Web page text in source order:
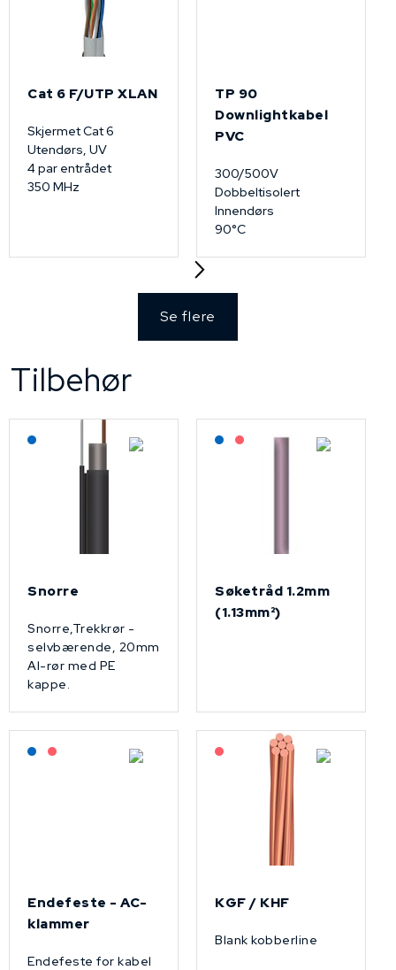
Cat 6 F/UTP XLAN
Skjermet Cat 6
Utendørs, UV
4 par entrådet
350 MHz
TP 90
Downlightkabel
PVC
300/500V
Dobbeltisolert
Innendørs
90°C
Se flere
Tilbehør
Lagerført: NEK Kabel
Snorre
Snorre,Trekkrør -
selvbærende, 20mm
Al-rør med PE
kappe.
Lagerført: NEK Kabel
På forespørsel
Søketråd 1.2mm
(1.13mm²)
Lagerført: NEK Kabel
På forespørsel
Endefeste - AC-
klammer
Endefeste for kabel
På forespørsel
KGF / KHF
Blank kobberline